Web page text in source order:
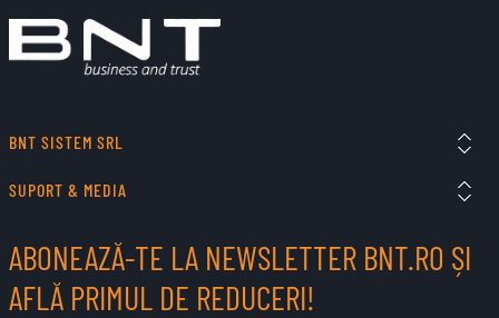
BNT SISTEM SRL
SUPORT & MEDIA
ABONEAZĂ-TE LA NEWSLETTER BNT.RO ȘI
AFLĂ PRIMUL DE REDUCERI!